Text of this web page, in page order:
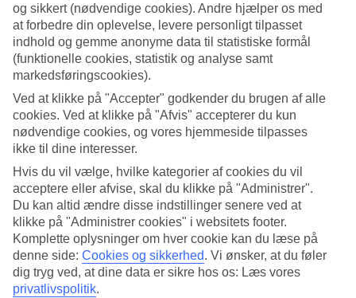
8/18
10/18
11/18
12/18
og sikkert (nødvendige cookies). Andre hjælper os med
at forbedre din oplevelse, levere personligt tilpasset
indhold og gemme anonyme data til statistiske formål
(funktionelle cookies, statistik og analyse samt
markedsføringscookies).
Ved at klikke på "Accepter" godkender du brugen af alle
cookies. Ved at klikke på "Afvis" accepterer du kun
nødvendige cookies, og vores hjemmeside tilpasses
ikke til dine interesser.
Hvis du vil vælge, hvilke kategorier af cookies du vil
acceptere eller afvise, skal du klikke på "Administrer".
Du kan altid ændre disse indstillinger senere ved at
klikke på "Administrer cookies" i websitets footer.
Komplette oplysninger om hver cookie kan du læse på
denne side: Cookies og sikkerhed. Vi ønsker, at du føler
dig tryg ved, at dine data er sikre hos os: Læs vores
privatlivspolitik.